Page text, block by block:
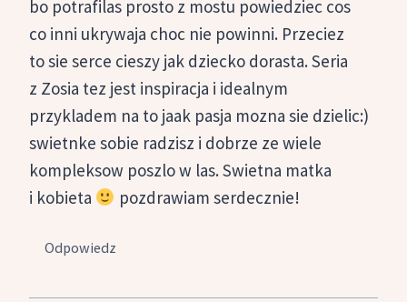
bo potrafilas prosto z mostu powiedziec cos
co inni ukrywaja choc nie powinni. Przeciez
to sie serce cieszy jak dziecko dorasta. Seria
z Zosia tez jest inspiracja i idealnym
przykladem na to jaak pasja mozna sie dzielic:)
swietnke sobie radzisz i dobrze ze wiele
kompleksow poszlo w las. Swietna matka
i kobieta
pozdrawiam serdecznie!
Odpowiedz